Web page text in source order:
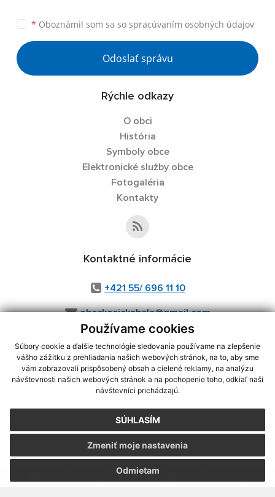
Používame cookies
Súbory cookie a ďalšie technológie sledovania používame na zlepšenie
vášho zážitku z prehliadania našich webových stránok, na to, aby sme
vám zobrazovali prispôsobený obsah a cielené reklamy, na analýzu
návštevnosti našich webových stránok a na pochopenie toho, odkiaľ naši
návštevníci prichádzajú.
SÚHLASÍM
Odmietam
Zmeniť moje nastavenia
* Oboznámil som sa so spracúvaním osobných údajov
Odoslať správu
Rýchle odkazy
O obci
História
Symboly obce
Elektronické služby obce
Fotogaléria
Kontakty
Kontaktné informácie
+421 55/ 696 11 10
obeckosickabela@gmail.com
využite možnosť získavania aktuálnych informácií s využitím RSS
CMS systém (redakčný) systém ECHELON 2,Mapa stránok,web portál
webex.digital, s.r.o.,domény,registrácia domény
Posledná aktualizácia:07.08.2026
Vytlačiť stránku|Vyhlásenie o prístupnosti